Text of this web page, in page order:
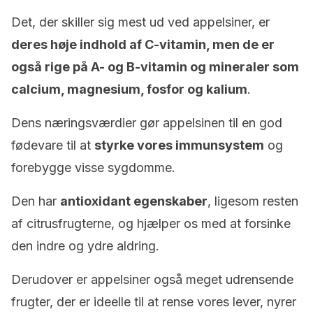
Det, der skiller sig mest ud ved appelsiner, er
deres høje indhold af C-vitamin, men de er
også rige på A- og B-vitamin og mineraler som
calcium, magnesium, fosfor og kalium.
Dens næringsværdier gør appelsinen til en god
fødevare til at styrke vores immunsystem og
forebygge visse sygdomme.
Den har antioxidant egenskaber, ligesom resten
af citrusfrugterne, og hjælper os med at forsinke
den indre og ydre aldring.
Derudover er appelsiner også meget udrensende
frugter, der er ideelle til at rense vores lever, nyrer